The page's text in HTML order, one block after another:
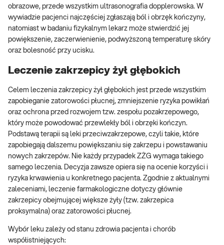
obrazowe, przede wszystkim ultrasonografia dopplerowska. W
wywiadzie pacjenci najczęściej zgłaszają ból i obrzęk kończyny,
natomiast w badaniu fizykalnym lekarz może stwierdzić jej
powiększenie, zaczerwienienie, podwyższoną temperaturę skóry
oraz bolesność przy ucisku.
Leczenie zakrzepicy żył głębokich
Celem leczenia zakrzepicy żył głębokich jest przede wszystkim
zapobieganie zatorowości płucnej, zmniejszenie ryzyka powikłań
oraz ochrona przed rozwojem tzw. zespołu pozakrzepowego,
który może powodować przewlekły ból i obrzęki kończyn.
Podstawą terapii są leki przeciwzakrzepowe, czyli takie, które
zapobiegają dalszemu powiększaniu się zakrzepu i powstawaniu
nowych zakrzepów. Nie każdy przypadek ZŻG wymaga takiego
samego leczenia. Decyzja zawsze opiera się na ocenie korzyści i
ryzyka krwawienia u konkretnego pacjenta. Zgodnie z aktualnymi
zaleceniami, leczenie farmakologiczne dotyczy głównie
zakrzepicy obejmującej większe żyły (tzw. zakrzepica
proksymalna) oraz zatorowości płucnej.
Wybór leku zależy od stanu zdrowia pacjenta i chorób
współistniejących: